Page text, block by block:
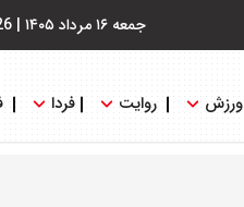
جمعه ۱۶ مرداد ۱۴۰۵ |
ورزش روایت فردا